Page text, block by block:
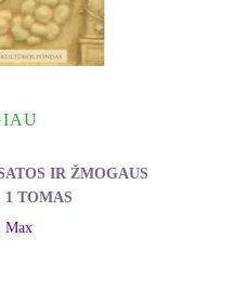
IR ŽMOGAUS
1 TOMAS
Max